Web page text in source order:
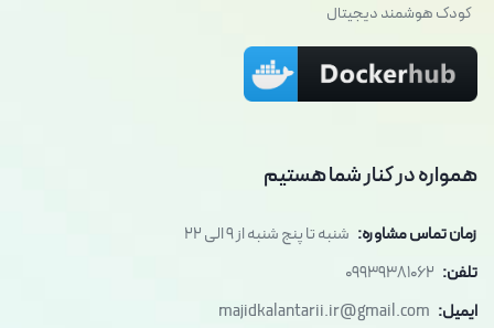
کودک هوشمند دیجیتال
همواره در کنار شما هستیم
زمان تماس مشاوره: شنبه تا پنج شنبه از 9 الی 22
تلفن: 09939381062
ایمیل: majidkalantarii.ir@gmail.com